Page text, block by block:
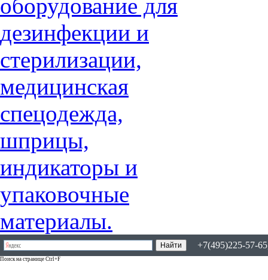
+7(495)225-57-
Поиск на странице Ctrl+F